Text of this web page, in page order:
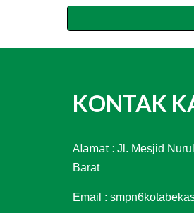
KONTAK
Alamat : Jl. Mesjid
Barat
Email :